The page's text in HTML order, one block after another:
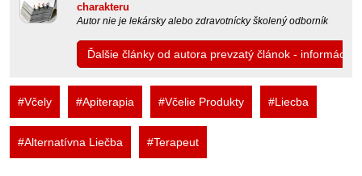
charakteru
Autor nie je lekársky alebo zdravotnícky školený odborník
Ďalšie články od autora prevzatý článok - informácia
#Včely #Apiterapia #Včelie Produkty #Liecba
#Alternatívna Liečba #Terapeut